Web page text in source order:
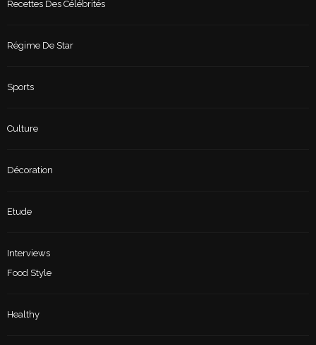
Recettes Des Célébrités
Régime De Star
Sports
Culture
Décoration
Etude
Interviews
Food Style
Healthy